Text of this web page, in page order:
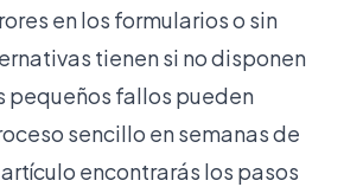
en los formularios o sin
tienen si no disponen
pequeños fallos pueden
sencillo en semanas de
encontrarás los pasos